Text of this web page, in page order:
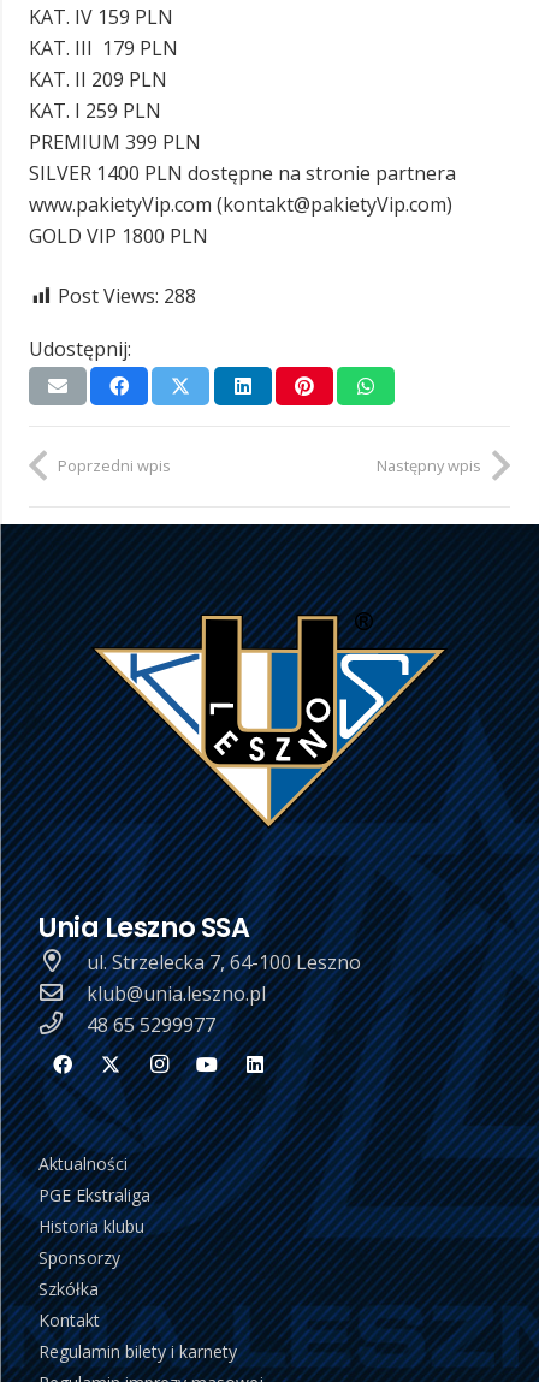
KAT. IV 159 PLN
KAT. III 179 PLN
KAT. II 209 PLN
KAT. I 259 PLN
PREMIUM 399 PLN
SILVER 1400 PLN dostępne na stronie partnera
www.pakietyVip.com (kontakt@pakietyVip.com)
GOLD VIP 1800 PLN
Post Views: 288
Udostępnij:
Poprzedni wpis Następny wpis
Unia Leszno SSA
ul. Strzelecka 7, 64-100 Leszno
klub@unia.leszno.pl
48 65 5299977
Aktualności
PGE Ekstraliga
Historia klubu
Sponsorzy
Szkółka
Kontakt
Regulamin bilety i karnety